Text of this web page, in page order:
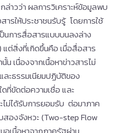
วว่า ผลการวิเคราะห์ข้อมูลพบ
ารให้ประชาชนรับรู้ โดยการใช้
นการสื่อสารแบบบนลงล่าง
ต่สิ่งที่เกิดขึ้นคือ เมื่อสื่อสาร
น เนื่องจากเนื้อหาข่าวสารไม่
ละธรรมเนียมปฏิบัติของ
ดที่ขัดต่อความเชื่อ และ
ม่ได้รับการยอมรับ ต่อมาภาค
องจังหวะ (Two-step Flow